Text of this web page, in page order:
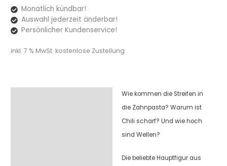
Monatlich kündbar!
Auswahl jederzeit änderbar!
Persönlicher Kundenservice!
inkl. 7 % MwSt. kostenlose Zustellung
Wie kommen die Streifen in
die Zahnpasta? Warum ist
Chili scharf? Und wie hoch
sind Wellen?
Die beliebte Hauptfigur aus